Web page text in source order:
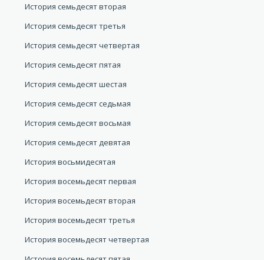
История семьдесят вторая
История семьдесят третья
История семьдесят четвертая
История семьдесят пятая
История семьдесят шестая
История семьдесят седьмая
История семьдесят восьмая
История семьдесят девятая
История восьмидесятая
История восемьдесят первая
История восемьдесят вторая
История восемьдесят третья
История восемьдесят четвертая